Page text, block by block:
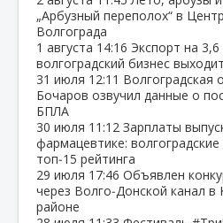
„Арбузный переполох“ в
Волгограда
1 августа 14:16 Экспорт на
волгоградский бизнес
31 июля 12:11 Волгоградская
Бочаров озвучил данные о
БПЛА
30 июля 11:12 Зарплаты
фармацевтике:
топ‑15 рейтинга
29 июля 17:46 Объявлен
через Волго‑Донской канал
районе